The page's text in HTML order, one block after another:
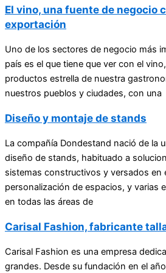
El vino, una fuente de negocio
exportación
Uno de los sectores de negocio más
país es el que tiene que ver con el
productos estrella de nuestra
nuestros pueblos y ciudades, con una
Diseño y montaje de stands
La compañía Dondestand nació de la
diseño de stands, habituado a
sistemas constructivos y versados en
personalización de espacios, y varias
en todas las áreas de
Carisal Fashion, fabricante
Carisal Fashion es una empresa
grandes. Desde su fundación en el